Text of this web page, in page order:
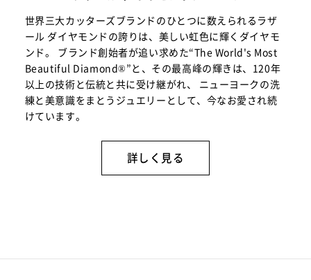
世界三大カッターズブランドのひとつに数えられるラザ
ール ダイヤモンドの誇りは、美しい虹色に輝くダイヤモ
ンド。 ブランド創始者が追い求めた“The World's Most
Beautiful Diamond®”と、その最高峰の輝きは、120年
以上の技術と伝統と共に受け継がれ、 ニューヨークの洗
練と美意識をまとうジュエリーとして、今なお愛され続
けています。
詳しく見る